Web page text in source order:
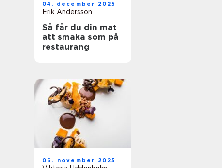
04. december 2025
Erik Andersson
Så får du din mat
att smaka som på
restaurang
06. november 2025